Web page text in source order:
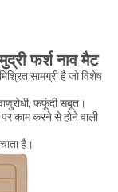
फर्श नाव मैट
सामग्री है जो विशेष
फफूंदी सबूत।
काम करने से होने वाली
है।